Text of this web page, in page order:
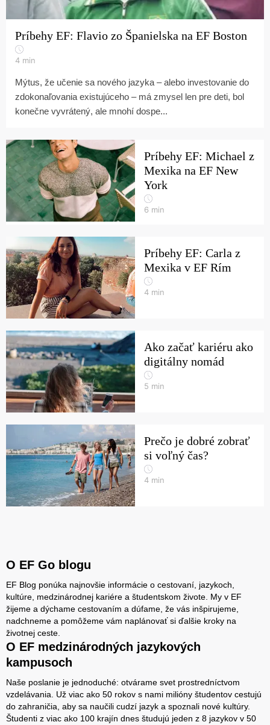
Príbehy EF: Flavio zo Španielska na EF Boston
4 min
Mýtus, že učenie sa nového jazyka – alebo investovanie do
zdokonaľovania existujúceho – má zmysel len pre deti, bol
konečne vyvrátený, ale mnohí dospe...
Príbehy EF: Michael z
Mexika na EF New
York
6 min
Príbehy EF: Carla z
Mexika v EF Rím
4 min
Ako začať kariéru ako
digitálny nomád
5 min
Prečo je dobré zobrať
si voľný čas?
4 min
O EF Go blogu
EF Blog ponúka najnovšie informácie o cestovaní, jazykoch,
kultúre, medzinárodnej kariére a študentskom živote. My v EF
žijeme a dýchame cestovaním a dúfame, že vás inšpirujeme,
nadchneme a pomôžeme vám naplánovať si ďalšie kroky na
životnej ceste.
O EF medzinárodných jazykových
kampusoch
Naše poslanie je jednoduché: otvárame svet prostredníctvom
vzdelávania. Už viac ako 50 rokov s nami milióny študentov cestujú
do zahraničia, aby sa naučili cudzí jazyk a spoznali nové kultúry.
Študenti z viac ako 100 krajín dnes študujú jeden z 8 jazykov v 50